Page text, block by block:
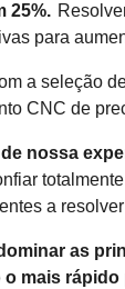
25%.
para
a seleção
CNC de
nossa
a
as
o mais